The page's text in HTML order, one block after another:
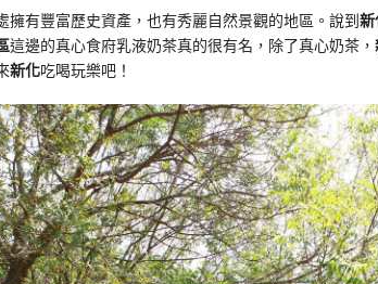
擁有豐富歷史資產，也有秀麗自然景觀的地區。說到
這邊的真心食府乳液奶茶真的很有名，除了真心奶茶，
新化吃喝玩樂吧！